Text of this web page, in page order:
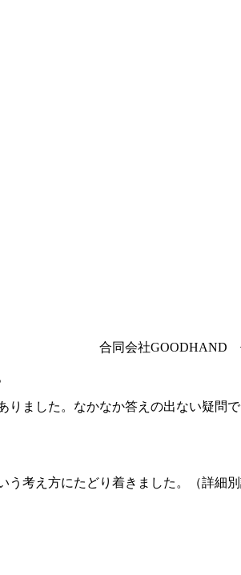
合同会社
ました。なかなか答えの出ない疑問
考え方にたどり着きました。（詳細別